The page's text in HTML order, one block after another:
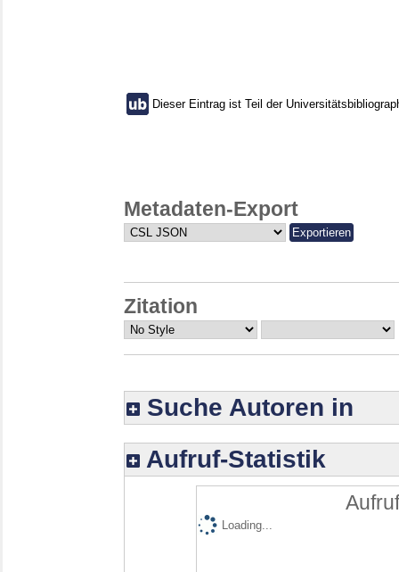
Dieser Eintrag ist Teil der
Metadaten-Export
Zitation
Suche Autoren in
Aufruf-Statistik
Loading...